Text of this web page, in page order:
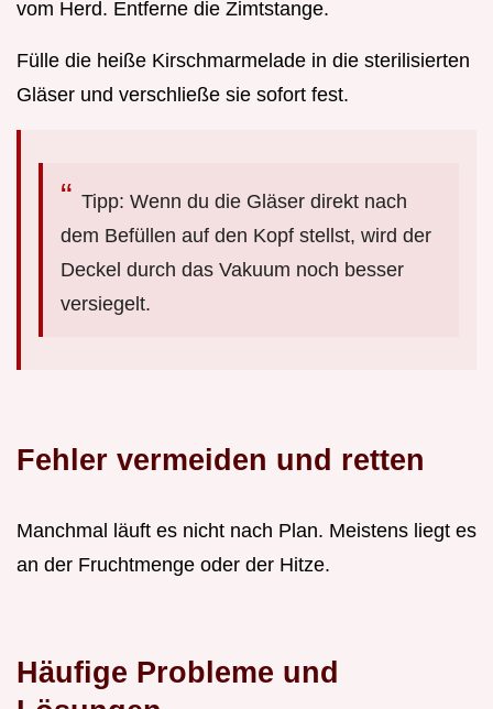
vom Herd. Entferne die Zimtstange.
Fülle die heiße Kirschmarmelade in die sterilisierten
Gläser und verschließe sie sofort fest.
Tipp: Wenn du die Gläser direkt nach
dem Befüllen auf den Kopf stellst, wird der
Deckel durch das Vakuum noch besser
versiegelt.
Fehler vermeiden und retten
Manchmal läuft es nicht nach Plan. Meistens liegt es
an der Fruchtmenge oder der Hitze.
Häufige Probleme und